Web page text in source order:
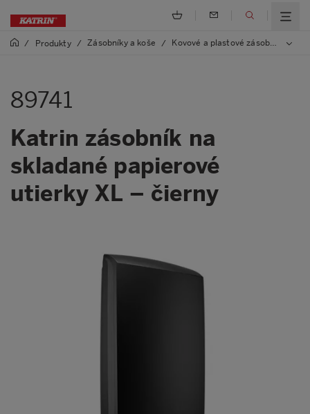
/ Produkty / Zásobníky a koše / Kovové a plastové zásobníky /
89741
Katrin zásobník na
skladané papierové
utierky XL – čierny